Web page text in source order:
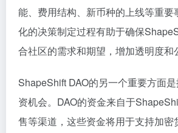
能、费用结构、新币种的上线等重要
化的决策制定过程有助于确保
合社区的需求和期望，增加透明度和
ShapeShift DAO的另一个重要方面
资机会。DAO的资金来自于
售等渠道，这些资金将用于支持加密